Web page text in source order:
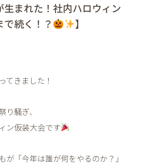
生まれた！社内ハロウィン
続く！？
】
てきました！
騒ぎ、
ン仮装大会です
が「今年は誰が何をやるのか？」